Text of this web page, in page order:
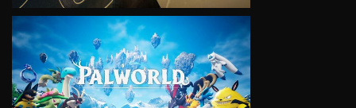
VIEW